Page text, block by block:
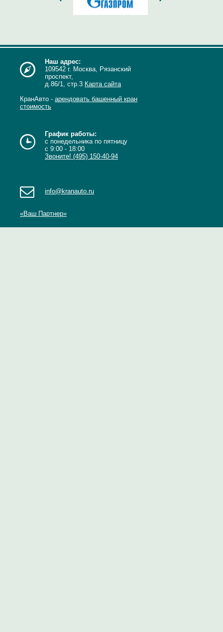
Наш адрес:
109542 г. Москва, Рязанский
проспект,
д.86/1, стр.3 Карта сайта
КранАвто - арендовать башенный кран
стоимость
График работы:
с понедельника по пятницу
с 9:00 - 18:00
Звоните! (495) 150-40-94
info@kranauto.ru
«Ваш Партнер»